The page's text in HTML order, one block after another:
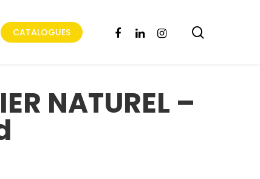
CATALOGUES FACEBOOKLINKEDININSTAGRAM
NATUREL –